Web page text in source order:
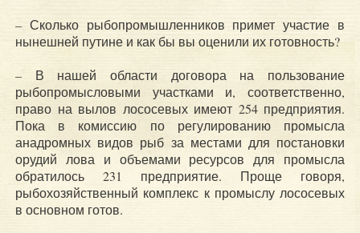
– Сколько рыбопромышленников примет участие в
нынешней путине и как бы вы оценили их готовность?
– В нашей области договора на пользование
рыбопромысловыми участками и, соответственно,
право на вылов лососевых имеют 254 предприятия.
Пока в комиссию по регулированию промысла
анадромных видов рыб за местами для постановки
орудий лова и объемами ресурсов для промысла
обратилось 231 предприятие. Проще говоря,
рыбохозяйственный комплекс к промыслу лососевых
в основном готов.